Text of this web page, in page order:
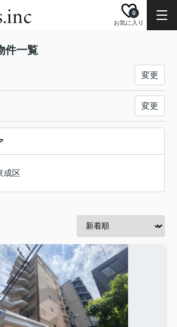
お気に入り
0
件一覧
変更
変更
成区